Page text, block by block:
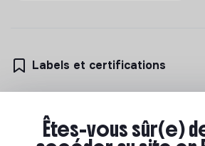
Labels et certifications
Votre entreprise fait
Êtes-vous sûr(e)